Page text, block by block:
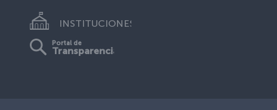
INSTITUCIONES
Portal de
Transparencia